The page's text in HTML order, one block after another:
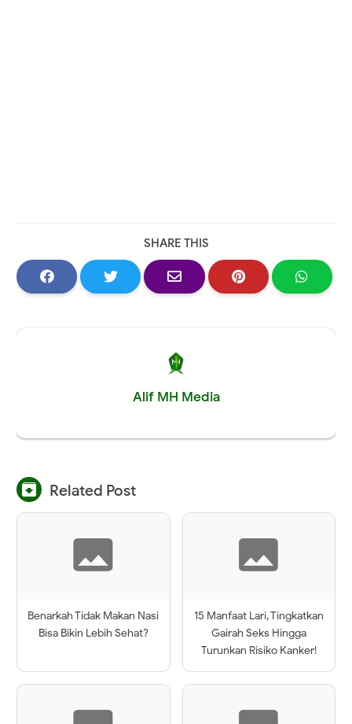
SHARE THIS
Alif MH Media
 Related Post
Benarkah Tidak Makan Nasi
Bisa Bikin Lebih Sehat?
15 Manfaat Lari, Tingkatkan
Gairah Seks Hingga
Turunkan Risiko Kanker!